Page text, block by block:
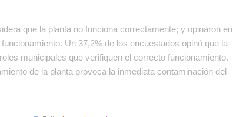
que la planta no funciona correctamente; y opinaron en
Un 37,2% de los encuestados opinó que la
municipales que verifiquen el correcto funcionamiento.
de la planta provoca la inmediata contaminación del